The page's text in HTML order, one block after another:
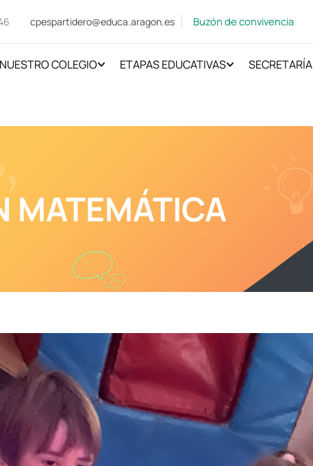
cpespartidero@educa.aragon.es Buzón de convivencia
NUESTRO COLEGIO ETAPAS EDUCATIVAS SECRETARÍA
MATEMÁTICA